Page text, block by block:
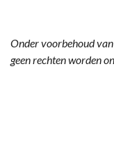
Onder voorbehoud
geen rechten worden